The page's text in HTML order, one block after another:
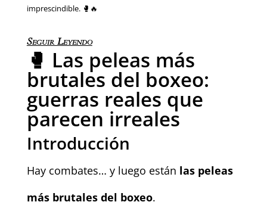
imprescindible. 🥊🔥
Seguir Leyendo
🥊 Las peleas más
brutales del boxeo:
guerras reales que
parecen irreales
Introducción
Hay combates… y luego están las peleas
más brutales del boxeo.